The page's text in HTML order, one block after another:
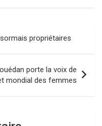
propriétaires
porte la voix de
mondial des femmes